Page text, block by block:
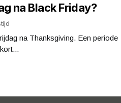
na Black Friday?
na Thanksgiving. Een periode